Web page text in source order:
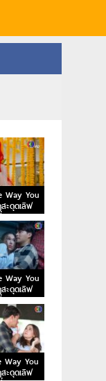
Way You
ะดุดเลิฟ
5
Way You
ะดุดเลิฟ
3
Way You
ะดุดเลิฟ